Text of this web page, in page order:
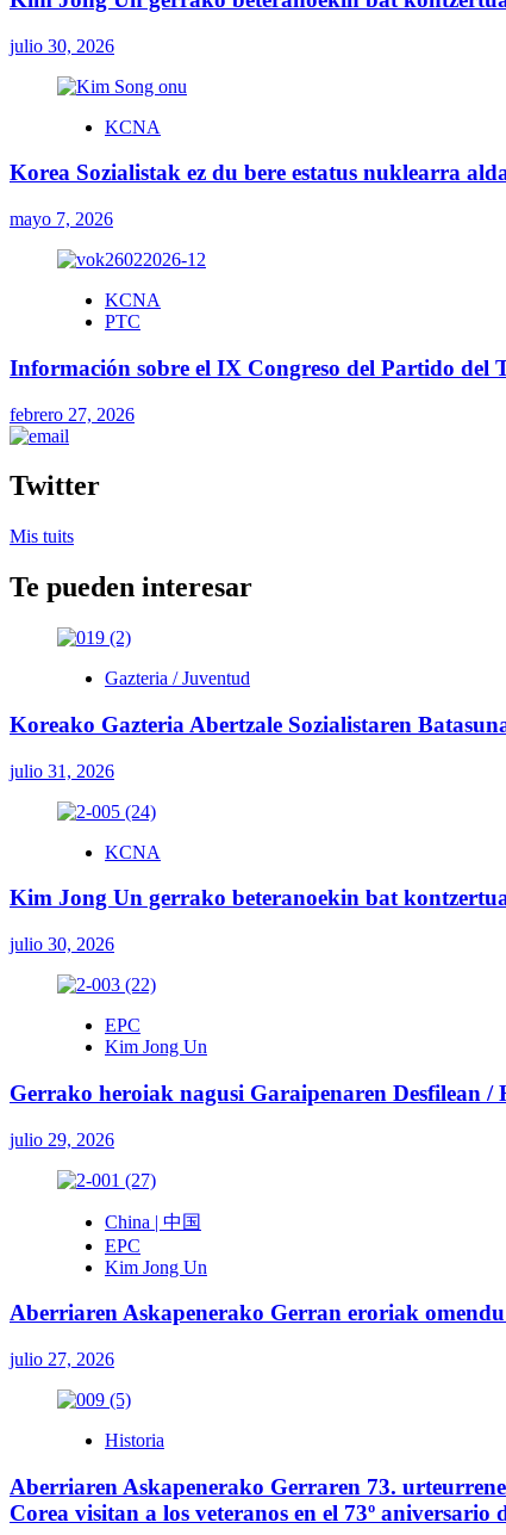
julio 30, 2026
KCNA
Korea Sozialistak ez du bere estatus nuklearra
mayo 7, 2026
KCNA
PTC
Información sobre el IX Congreso del Partido del
febrero 27, 2026
Twitter
Mis tuits
Te pueden interesar
Gazteria / Juventud
Koreako Gazteria Abertzale Sozialistaren
julio 31, 2026
KCNA
Kim Jong Un gerrako beteranoekin bat
julio 30, 2026
EPC
Kim Jong Un
Gerrako heroiak nagusi Garaipenaren Desfilean /
julio 29, 2026
China | 中国
EPC
Kim Jong Un
Aberriaren Askapenerako Gerran eroriak
julio 27, 2026
Historia
Aberriaren Askapenerako Gerraren 73.
Corea visitan a los veteranos en el 73º